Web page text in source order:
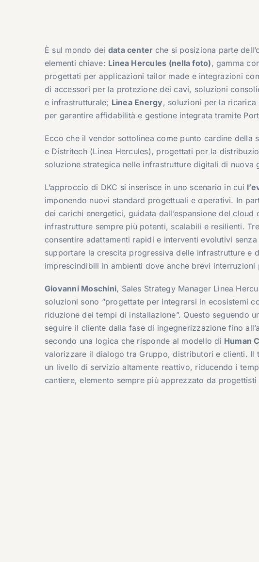
È sul mondo dei data center che si posiziona parte
elementi chiave: Linea Hercules (nella foto), gamma
progettati per applicazioni tailor made e integrazioni
di accessori per la protezione dei cavi, soluzioni
e infrastrutturale; Linea Energy, soluzioni per la
per garantire affidabilità e gestione integrata tramite
Ecco che il vendor sottolinea come punto cardine
e Distritech (Linea Hercules), progettati per la
soluzione strategica nelle infrastrutture digitali di nuova
L’approccio di DKC si inserisce in uno scenario in cui l
imponendo nuovi standard progettuali e operativi. In
dei carichi energetici, guidata dall’espansione del
infrastrutture sempre più potenti, scalabili e resilienti. Tre
consentire adattamenti rapidi e interventi evolutivi
supportare la crescita progressiva delle infrastrutture e
imprescindibili in ambienti dove anche brevi
Giovanni Moschini, Sales Strategy Manager Linea
soluzioni sono “progettate per integrarsi in ecosistemi
riduzione dei tempi di installazione”. Questo seguendo
seguire il cliente dalla fase di ingegnerizzazione fino
secondo una logica che risponde al modello di Human
valorizzare il dialogo tra Gruppo, distributori e clienti. Il
un livello di servizio altamente reattivo, riducendo i
cantiere, elemento sempre più apprezzato da